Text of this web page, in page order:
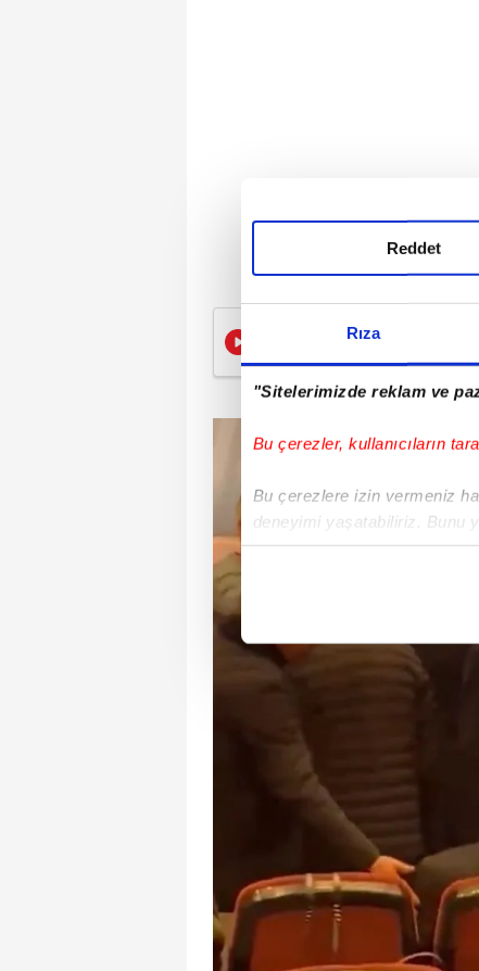
Rıza
"Sitelerimizde reklam ve
Bu çerezler, kullanıcıların
Bu çerezlere izin vermeniz
deneyimi yaşatabiliriz. Bunu
içerikleri sunabilmek adına
Sizlere daha iyi bir hizmet
çerezler vasıtasıyla çeşitli
amacıyla kullanılmaktadır.
reklam/pazarlama
Çerezlere ilişkin tercihlerinizi
butonuna tıklayabilir,
Çerez
6698 sayılı Kişisel Verilerin
mevzuata uygun olarak
Reddet
Tevfik Yamantürk ile